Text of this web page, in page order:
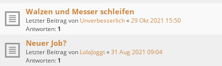
Walzen und Messer schleifen
Letzter Beitrag von Unverbesserlich«29 Okt 2021 15:50
Antworten: 1
Neuer Job?
Letzter Beitrag von LolaJoggt«31 Aug 2021 09:04
Antworten: 1